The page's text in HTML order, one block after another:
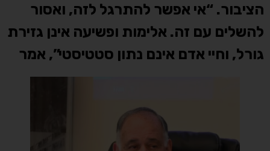
הציבור. “אי אפשר להתרגל לזה, ואסור
להשלים עם זה. אלימות ופשיעה אינן גזירת
גורל, וחיי אדם אינם נתון סטטיסטי”, אמר